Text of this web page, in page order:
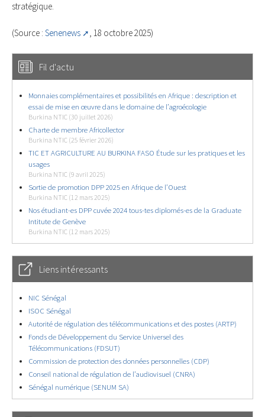
stratégique.
(Source : Senenews , 18 octobre 2025)
Fil d'actu
Monnaies complémentaires et possibilités en Afrique : description et
essai de mise en œuvre dans le domaine de l’agroécologie
Burkina NTIC (30 juillet 2026)
Charte de membre Africollector
Burkina NTIC (25 février 2026)
TIC ET AGRICULTURE AU BURKINA FASO Étude sur les pratiques et les
usages
Burkina NTIC (9 avril 2025)
Sortie de promotion DPP 2025 en Afrique de l’Ouest
Burkina NTIC (12 mars 2025)
Nos étudiant-es DPP cuvée 2024 tous-tes diplomés-es de la Graduate
Intitute de Genève
Burkina NTIC (12 mars 2025)
Liens intéressants
NIC Sénégal
ISOC Sénégal
Autorité de régulation des télécommunications et des postes (ARTP)
Fonds de Développement du Service Universel des
Télécommunications (FDSUT)
Commission de protection des données personnelles (CDP)
Conseil national de régulation de l’audiovisuel (CNRA)
Sénégal numérique (SENUM SA)